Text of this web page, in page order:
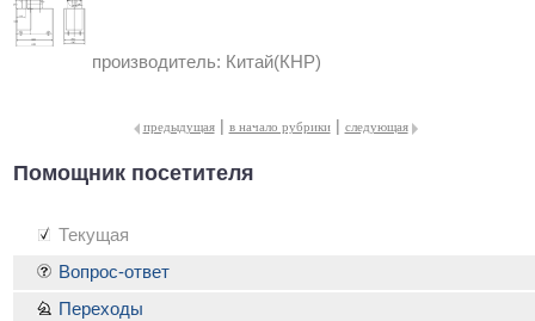
производитель: Китай(КНР)
предыдущая | в начало рубрики | следующая
Помощник посетителя
Текущая
Вопрос-ответ
Переходы